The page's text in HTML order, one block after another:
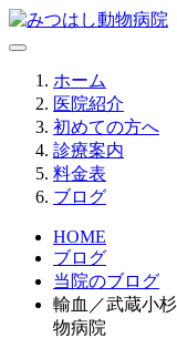
ホーム
医院紹介
初めての方へ
診療案内
料金表
ブログ
HOME
ブログ
当院のブログ
輸血／武蔵小
物病院